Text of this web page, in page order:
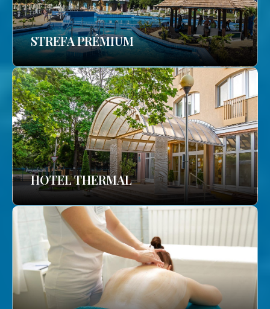
STREFA PRÉMIUM
HOTEL THERMAL